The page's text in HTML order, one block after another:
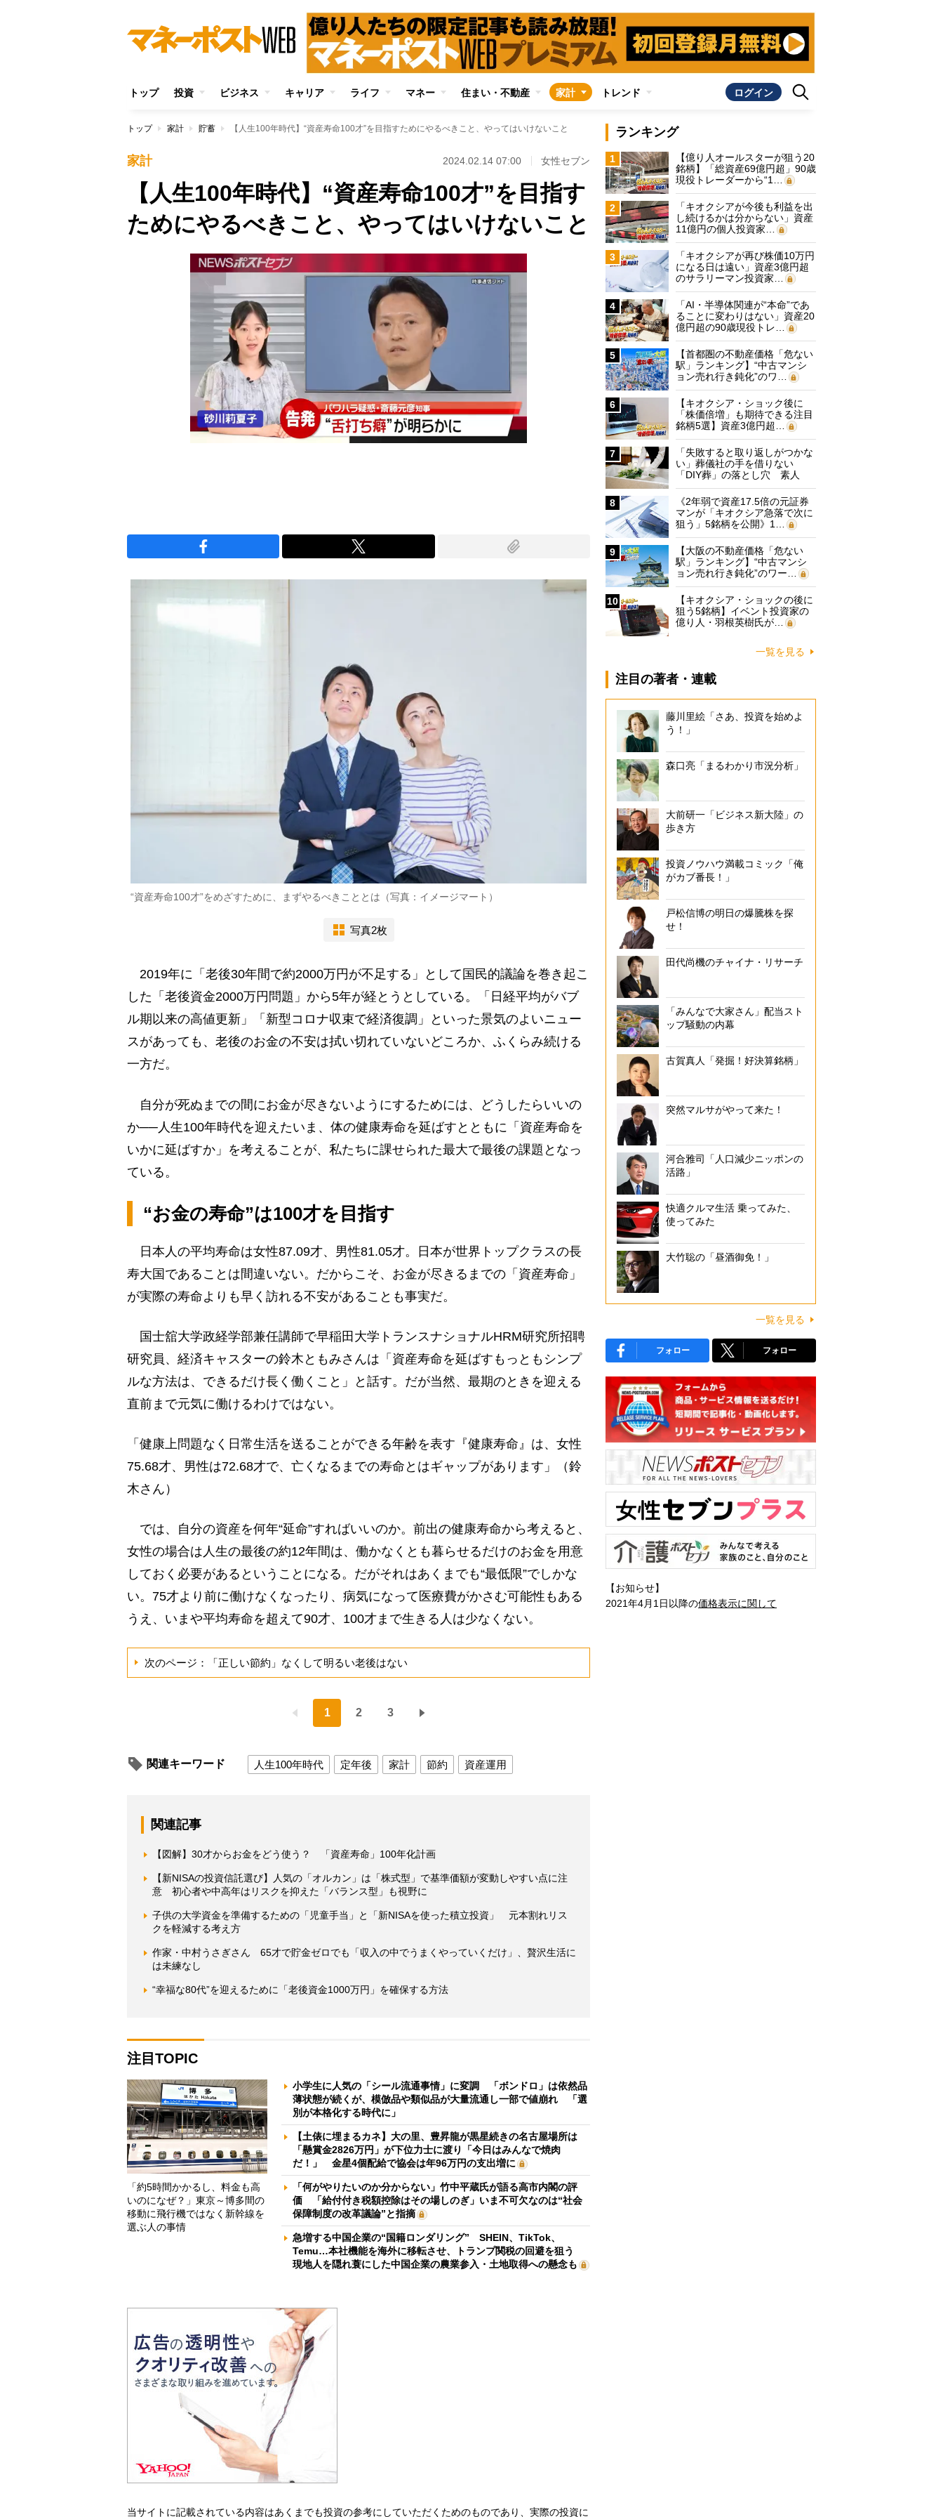
トップ 投資 ビジネス キャリア ライフ マネー 住まい・不動産 家計 トレンド ログイン
トップ 家計 貯蓄 【人生100年時代】“資産寿命100才”を目指すためにやるべきこと、やってはいけないこと
家計 2024.02.14 07:00 女性セブン
【人生100年時代】“資産寿命100才”を目指す
ためにやるべきこと、やってはいけないこと
“資産寿命100才”をめざすために、まずやるべきこととは（写真：イメージマート）
写真2枚
2019年に「老後30年間で約2000万円が不足する」として国民的議論を巻き起こ
した「老後資金2000万円問題」から5年が経とうとしている。「日経平均がバブ
ル期以来の高値更新」「新型コロナ収束で経済復調」といった景気のよいニュー
スがあっても、老後のお金の不安は拭い切れていないどころか、ふくらみ続ける
一方だ。
自分が死ぬまでの間にお金が尽きないようにするためには、どうしたらいいの
か──人生100年時代を迎えたいま、体の健康寿命を延ばすとともに「資産寿命を
いかに延ばすか」を考えることが、私たちに課せられた最大で最後の課題となっ
ている。
“お金の寿命”は100才を目指す
日本人の平均寿命は女性87.09才、男性81.05才。日本が世界トップクラスの長
寿大国であることは間違いない。だからこそ、お金が尽きるまでの「資産寿命」
が実際の寿命よりも早く訪れる不安があることも事実だ。
国士舘大学政経学部兼任講師で早稲田大学トランスナショナルHRM研究所招聘
研究員、経済キャスターの鈴木ともみさんは「資産寿命を延ばすもっともシンプ
ルな方法は、できるだけ長く働くこと」と話す。だが当然、最期のときを迎える
直前まで元気に働けるわけではない。
「健康上問題なく日常生活を送ることができる年齢を表す『健康寿命』は、女性
75.68才、男性は72.68才で、亡くなるまでの寿命とはギャップがあります」（鈴
木さん）
では、自分の資産を何年“延命”すればいいのか。前出の健康寿命から考えると、
女性の場合は人生の最後の約12年間は、働かなくとも暮らせるだけのお金を用意
しておく必要があるということになる。だがそれはあくまでも“最低限”でしかな
い。75才より前に働けなくなったり、病気になって医療費がかさむ可能性もある
うえ、いまや平均寿命を超えて90才、100才まで生きる人は少なくない。
次のページ：「正しい節約」なくして明るい老後はない
1 2 3
関連キーワード 人生100年時代 定年後 家計 節約 資産運用
関連記事
【図解】30才からお金をどう使う？ 「資産寿命」100年化計画
【新NISAの投資信託選び】人気の「オルカン」は「株式型」で基準価額が変動しやすい点に注
意 初心者や中高年はリスクを抑えた「バランス型」も視野に
子供の大学資金を準備するための「児童手当」と「新NISAを使った積立投資」 元本割れリス
クを軽減する考え方
作家・中村うさぎさん 65才で貯金ゼロでも「収入の中でうまくやっていくだけ」、贅沢生活に
は未練なし
“幸福な80代”を迎えるために「老後資金1000万円」を確保する方法
注目TOPIC
「約5時間かかるし、料金も高
いのになぜ？」東京～博多間の
移動に飛行機ではなく新幹線を
選ぶ人の事情
小学生に人気の「シール流通事情」に変調 「ボンドロ」は依然品
薄状態が続くが、模倣品や類似品が大量流通し一部で値崩れ 「選
別が本格化する時代に」
【土俵に埋まるカネ】大の里、豊昇龍が黒星続きの名古屋場所は
「懸賞金2826万円」が下位力士に渡り「今日はみんなで焼肉
だ！」 金星4個配給で協会は年96万円の支出増に
「何がやりたいのか分からない」竹中平蔵氏が語る高市内閣の評
価 「給付付き税額控除はその場しのぎ」いま不可欠なのは“社会
保障制度の改革議論”と指摘
急増する中国企業の“国籍ロンダリング” SHEIN、TikTok、
Temu…本社機能を海外に移転させ、トランプ関税の回避を狙う
現地人を隠れ蓑にした中国企業の農業参入・土地取得への懸念も
当サイトに記載されている内容はあくまでも投資の参考にしていただくためのものであり、実際の投資に
ランキング
1
【億り人オールスターが狙う20
銘柄】「総資産69億円超」90歳
現役トレーダーから“1…
2
「キオクシアが今後も利益を出
し続けるかは分からない」資産
11億円の個人投資家…
3
「キオクシアが再び株価10万円
になる日は遠い」資産3億円超
のサラリーマン投資家…
4
「AI・半導体関連が“本命”であ
ることに変わりはない」資産20
億円超の90歳現役トレ…
5
【首都圏の不動産価格「危ない
駅」ランキング】“中古マンシ
ョン売れ行き鈍化”のワ…
6
【キオクシア・ショック後に
「株価倍増」も期待できる注目
銘柄5選】資産3億円超…
7
「失敗すると取り返しがつかな
い」葬儀社の手を借りない
「DIY葬」の落とし穴 素人
に…
8
《2年弱で資産17.5倍の元証券
マンが「キオクシア急落で次に
狙う」5銘柄を公開》1…
9
【大阪の不動産価格「危ない
駅」ランキング】“中古マンシ
ョン売れ行き鈍化”のワー…
10
【キオクシア・ショックの後に
狙う5銘柄】イベント投資家の
億り人・羽根英樹氏が…
一覧を見る
注目の著者・連載
藤川里絵「さあ、投資を始めよ
う！」
森口亮「まるわかり市況分析」
大前研一「ビジネス新大陸」の
歩き方
投資ノウハウ満載コミック「俺
がカブ番長！」
戸松信博の明日の爆騰株を探
せ！
田代尚機のチャイナ・リサーチ
「みんなで大家さん」配当スト
ップ騒動の内幕
古賀真人「発掘！好決算銘柄」
突然マルサがやって来た！
河合雅司「人口減少ニッポンの
活路」
快適クルマ生活 乗ってみた、
使ってみた
大竹聡の「昼酒御免！」
一覧を見る
フォロー フォロー
【お知らせ】
2021年4月1日以降の価格表示に関して